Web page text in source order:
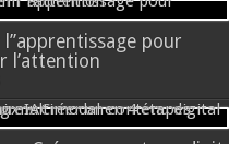
pour
l’attention